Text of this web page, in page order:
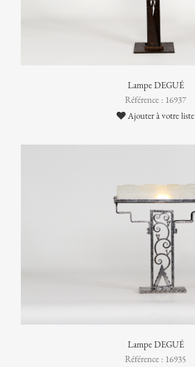
Lampe DEGUÉ
Référence : 16937
Ajouter à votre liste
Lampe DEGUÉ
Référence : 16935